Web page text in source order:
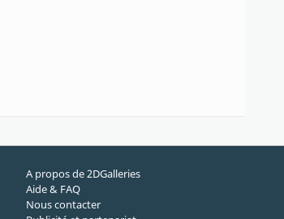
A propos de 2DGalleries
Aide & FAQ
Nous contacter